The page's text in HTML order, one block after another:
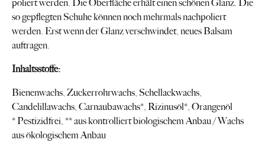
poliert werden. Die Oberfläche erhält einen schönen Glanz. Die
so gepflegten Schuhe können noch mehrmals nachpoliert
werden. Erst wenn der Glanz verschwindet, neues Balsam
auftragen.
Inhaltsstoffe:
Bienenwachs, Zuckerrohrwachs, Schellackwachs,
Candelillawachs, Carnaubawachs*, Rizinusöl*, Orangenöl
* Pestizidfrei, ** aus kontrolliert biologischem Anbau / Wachs
aus ökologischem Anbau